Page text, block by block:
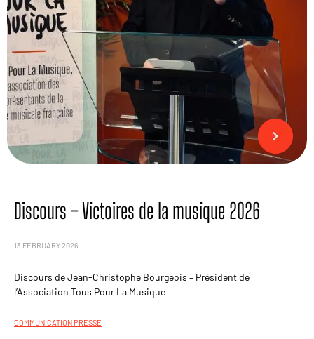
Discours – Victoires de la musique 2026
13 FEBRUARY 2026
Discours de Jean-Christophe Bourgeois – Président de
l’Association Tous Pour La Musique
COMMUNICATION PRESSE